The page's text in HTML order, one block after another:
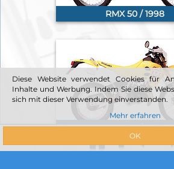
RMX 50 / 1998
RMX 50 / 1999
Diese Website verwendet Cookies für
Inhalte und Werbung. Indem Sie diese
sich mit dieser Verwendung einverstanden.
Mehr erfahren
OK